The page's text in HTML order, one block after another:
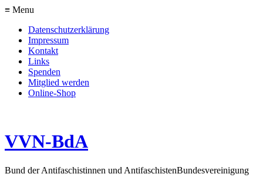
≡ Menu
Datenschutzerklärung
Impressum
Kontakt
Links
Spenden
Mitglied werden
Online-Shop
VVN-BdA
Bund der Antifaschistinnen und AntifaschistenBundesvereinigung